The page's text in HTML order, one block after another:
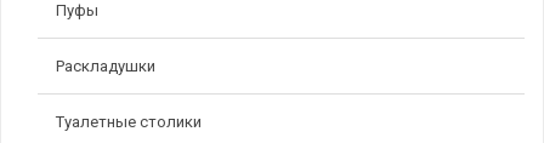
Пуфы
Раскладушки
Туалетные столики